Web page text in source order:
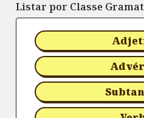
Listar por Classe